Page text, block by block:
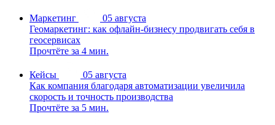
Маркетинг
05 августа
Геомаркетинг: как офлайн-бизнесу продвигать себя в
геосервисах
Прочтёте за 4 мин.
Кейсы
05 августа
Как компания благодаря автоматизации увеличила
скорость и точность производства
Прочтёте за 5 мин.